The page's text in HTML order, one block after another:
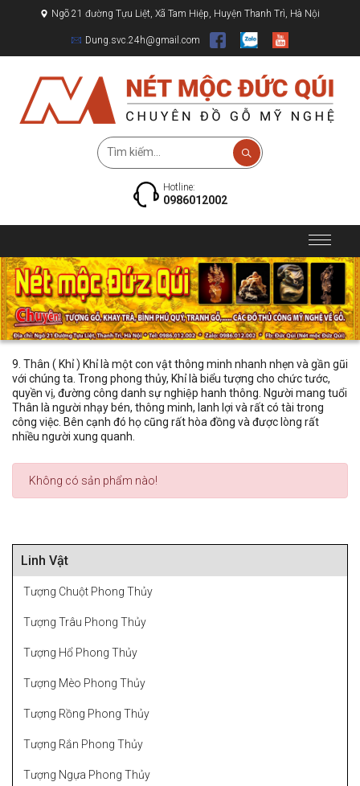
Ngõ 21 đường Tựu Liệt, Xã Tam Hiệp, Huyện Thanh Trì, Hà Nội
Dung.svc.24h@gmail.com
Hotline:
0986012002
Linh Vật
Tượng Chuột Phong Thủy
Tượng Trâu Phong Thủy
Tượng Hổ Phong Thủy
Tượng Mèo Phong Thủy
Tượng Rồng Phong Thủy
Tượng Rắn Phong Thủy
Tượng Ngựa Phong Thủy
9. Thân ( Khỉ ) Khỉ là một con vật thông minh nhanh nhẹn và gần gũi
với chúng ta. Trong phong thủy, Khỉ là biểu tượng cho chức tước,
quyền vị, đường công danh sự nghiệp hanh thông. Người mang tuổi
Thân là người nhạy bén, thông minh, lanh lợi và rất có tài trong
công việc. Bên cạnh đó họ cũng rất hòa đồng và được lòng rất
nhiều người xung quanh.
Không có sản phẩm nào!